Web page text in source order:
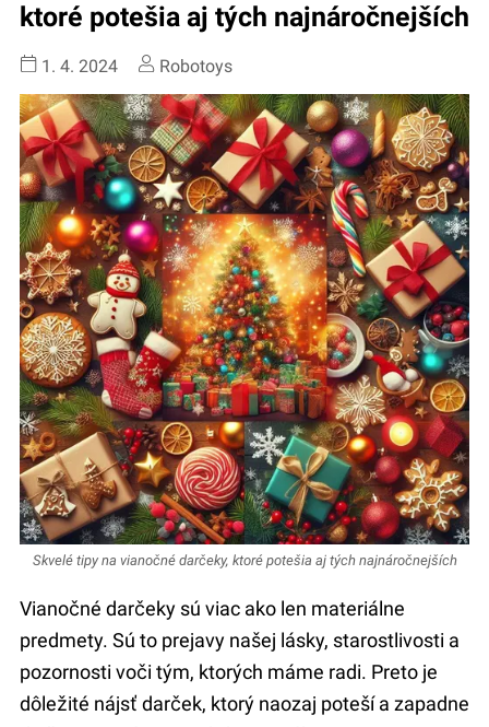
ktoré potešia aj tých najnáročnejších
1. 4. 2024 Robotoys
Skvelé tipy na vianočné darčeky, ktoré potešia aj tých najnáročnejších
Vianočné darčeky sú viac ako len materiálne
predmety. Sú to prejavy našej lásky, starostlivosti a
pozornosti voči tým, ktorých máme radi. Preto je
dôležité nájsť darček, ktorý naozaj poteší a zapadne